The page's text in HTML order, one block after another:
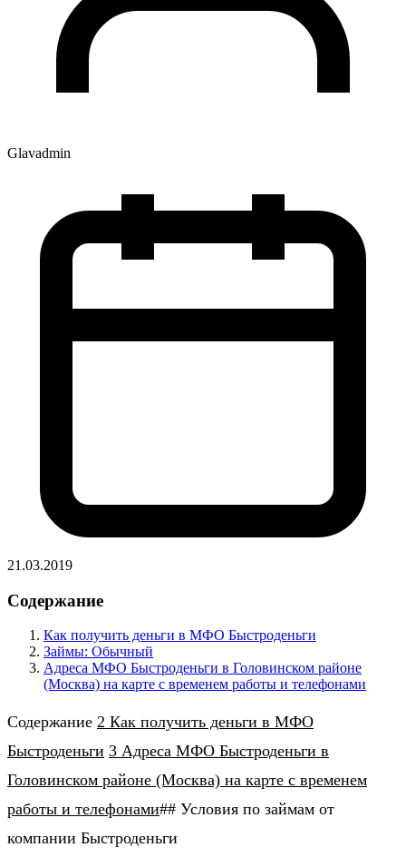
Glavadmin
21.03.2019
Содержание
Как получить деньги в МФО Быстроденьги
Займы: Обычный
Адреса МФО Быстроденьги в Головинском районе
(Москва) на карте с временем работы и телефонами
Содержание 2 Как получить деньги в МФО
Быстроденьги 3 Адреса МФО Быстроденьги в
Головинском районе (Москва) на карте с временем
работы и телефонами## Условия по займам от
компании Быстроденьги